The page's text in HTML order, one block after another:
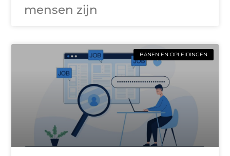
mensen zijn
BANEN EN OPLEIDINGEN